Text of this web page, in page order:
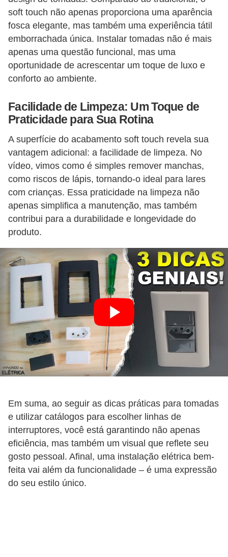
soft touch não apenas proporciona uma aparência
fosca elegante, mas também uma experiência tátil
emborrachada única. Instalar tomadas não é mais
apenas uma questão funcional, mas uma
oportunidade de acrescentar um toque de luxo e
conforto ao ambiente.
Facilidade de Limpeza: Um Toque de
Praticidade para Sua Rotina
A superfície do acabamento soft touch revela sua
vantagem adicional: a facilidade de limpeza. No
vídeo, vimos como é simples remover manchas,
como riscos de lápis, tornando-o ideal para lares
com crianças. Essa praticidade na limpeza não
apenas simplifica a manutenção, mas também
contribui para a durabilidade e longevidade do
produto.
Em suma, ao seguir as dicas práticas para tomadas
e utilizar catálogos para escolher linhas de
interruptores, você está garantindo não apenas
eficiência, mas também um visual que reflete seu
gosto pessoal. Afinal, uma instalação elétrica bem-
feita vai além da funcionalidade – é uma expressão
do seu estilo único.
l
e
t
r
i
c
d
d
e
I
n
s
t
l
a
ç
ã
o
e
l
é
i
c
a
r
e
s